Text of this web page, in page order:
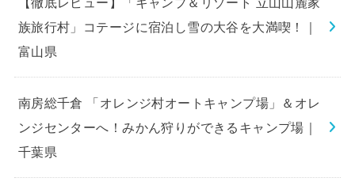
族旅行村」コテージに宿泊し雪の大谷を大満喫！｜
富山県
南房総千倉 「オレンジ村オートキャンプ場」＆オレ
ンジセンターへ！みかん狩りができるキャンプ場｜
千葉県